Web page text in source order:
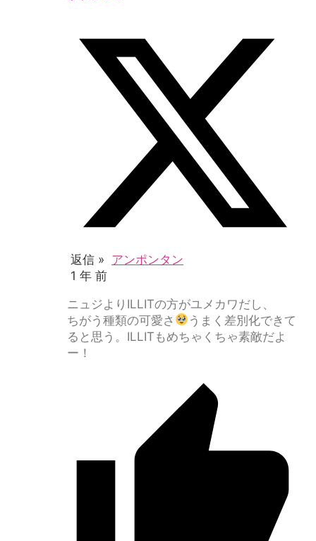
返信 » アンポンタン
1 年 前
ニュジよりILLITの方がユメカワだし、
ちがう種類の可愛さ
うまく差別化できて
ると思う。ILLITもめちゃくちゃ素敵だよ
ー！